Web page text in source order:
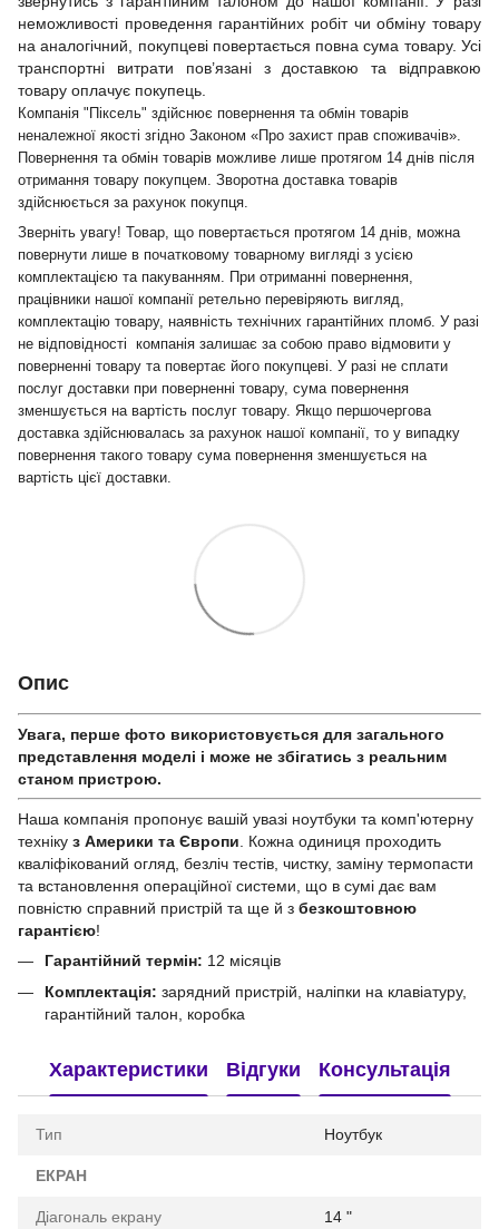
неможливості проведення гарантійних робіт чи обміну товару
на аналогічний, покупцеві повертається повна сума товару. Усі
транспортні витрати пов’язані з доставкою та відправкою
товару оплачує покупець.
Компанія "Піксель" здійснює повернення та обмін товарів
неналежної якості згідно Законом «Про захист прав споживачів».
Повернення та обмін товарів можливе лише протягом 14 днів після
отримання товару покупцем. Зворотна доставка товарів
здійснюється за рахунок покупця.
Зверніть увагу! Товар, що повертається протягом 14 днів, можна
повернути лише в початковому товарному вигляді з усією
комплектацією та пакуванням. При отриманні повернення,
працівники нашої компанії ретельно перевіряють вигляд,
комплектацію товару, наявність технічних гарантійних пломб. У разі
не відповідності компанія залишає за собою право відмовити у
поверненні товару та повертає його покупцеві. У разі не сплати
послуг доставки при поверненні товару, сума повернення
зменшується на вартість послуг товару. Якщо першочергова
доставка здійснювалась за рахунок нашої компанії, то у випадку
повернення такого товару сума повернення зменшується на
вартість цієї доставки.
Опис
Увага, перше фото використовується для загального
представлення моделі і може не збігатись з реальним
станом приcтрою.
Наша компанія пропонує вашій увазі ноутбуки та комп'ютерну
техніку з Америки та Європи . Кожна одиниця проходить
кваліфікований огляд, безліч тестів, чистку, заміну термопасти
та встановлення операційної системи, що в сумі дає вам
повністю справний пристрій та ще й з безкоштовною
гарантією!
Гарантійний термін: 12 місяців
Комплектація: зарядний пристрій, наліпки на клавіатуру,
гарантійний талон, коробка
Характеристики Відгуки Консультація
Тип Ноутбук
ЕКРАН
Діагональ екрану 14 "